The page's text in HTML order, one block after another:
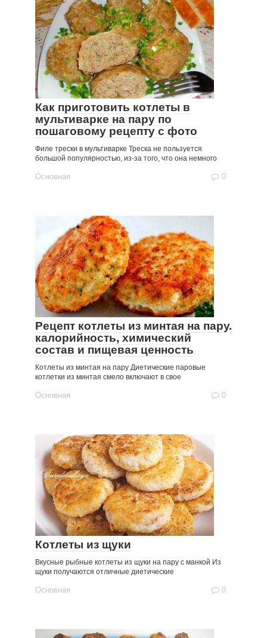
Как приготовить котлеты в
мультиварке на пару по
пошаговому рецепту с фото
Филе трески в мультиварке Треска не пользуется
большой популярностью, из-за того, что она немного
Основная 0
Рецепт котлеты из минтая на пару.
калорийность, химический
состав и пищевая ценность
Котлеты из минтая на пару Диетические паровые
котлетки из минтая смело включают в свое
Основная 0
Котлеты из щуки
Вкусные рыбные котлеты из щуки на пару с манкой Из
щуки получаются отличные диетические
Основная 0